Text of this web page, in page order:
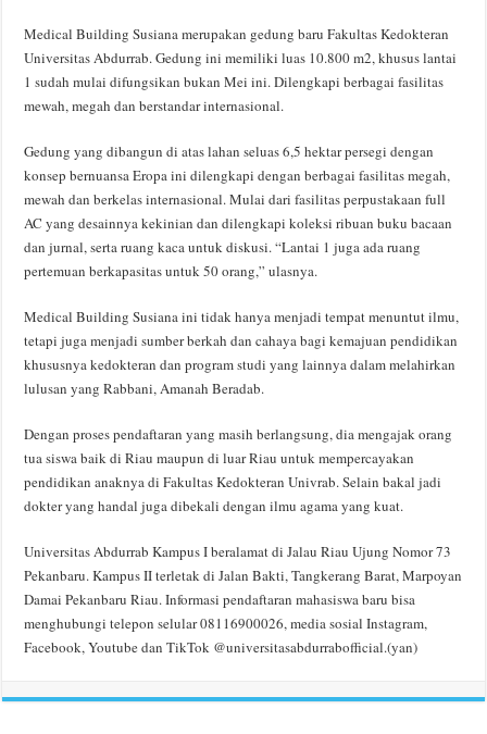
Medical Building Susiana merupakan gedung baru Fakultas Kedokteran
Universitas Abdurrab. Gedung ini memiliki luas 10.800 m2, khusus lantai
1 sudah mulai difungsikan bukan Mei ini. Dilengkapi berbagai fasilitas
mewah, megah dan berstandar internasional.
Gedung yang dibangun di atas lahan seluas 6,5 hektar persegi dengan
konsep bernuansa Eropa ini dilengkapi dengan berbagai fasilitas megah,
mewah dan berkelas internasional. Mulai dari fasilitas perpustakaan full
AC yang desainnya kekinian dan dilengkapi koleksi ribuan buku bacaan
dan jurnal, serta ruang kaca untuk diskusi. “Lantai 1 juga ada ruang
pertemuan berkapasitas untuk 50 orang,” ulasnya.
Medical Building Susiana ini tidak hanya menjadi tempat menuntut ilmu,
tetapi juga menjadi sumber berkah dan cahaya bagi kemajuan pendidikan
khususnya kedokteran dan program studi yang lainnya dalam melahirkan
lulusan yang Rabbani, Amanah Beradab.
Dengan proses pendaftaran yang masih berlangsung, dia mengajak orang
tua siswa baik di Riau maupun di luar Riau untuk mempercayakan
pendidikan anaknya di Fakultas Kedokteran Univrab. Selain bakal jadi
dokter yang handal juga dibekali dengan ilmu agama yang kuat.
Universitas Abdurrab Kampus I beralamat di Jalau Riau Ujung Nomor 73
Pekanbaru. Kampus II terletak di Jalan Bakti, Tangkerang Barat, Marpoyan
Damai Pekanbaru Riau. Informasi pendaftaran mahasiswa baru bisa
menghubungi telepon selular 08116900026, media sosial Instagram,
Facebook, Youtube dan TikTok @universitasabdurrabofficial.(yan)